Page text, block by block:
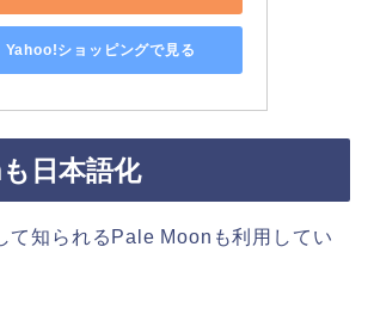
Yahoo!ショッピングで見る
日本語化
て知られるPale Moonも利用してい